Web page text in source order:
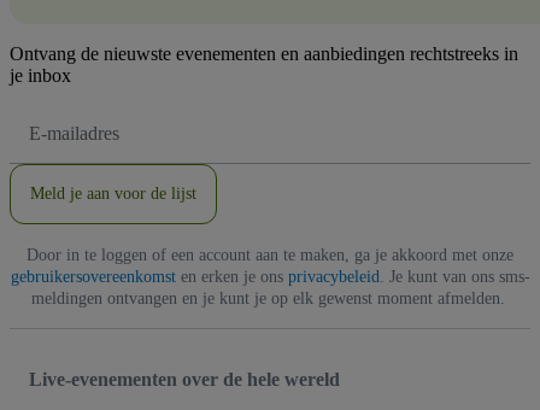
Ontvang de nieuwste evenementen en aanbiedingen rechtstreeks in
je inbox
mailadres
Meld je aan voor de lijst
Door in te loggen of een account aan te maken, ga je akkoord met onze
gebruikersovereenkomsten erken je ons privacybeleid . Je kunt van ons sms-
meldingen ontvangen en je kunt je op elk gewenst moment afmelden.
Live-evenementen over de hele wereld